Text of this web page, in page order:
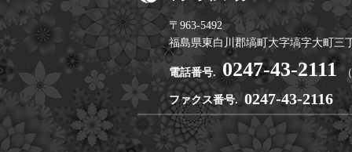
〒963-5492
福島県東白川郡塙町大字塙字大町三
電話番号. 0247-43-2111
ファクス番号. 0247-43-2116